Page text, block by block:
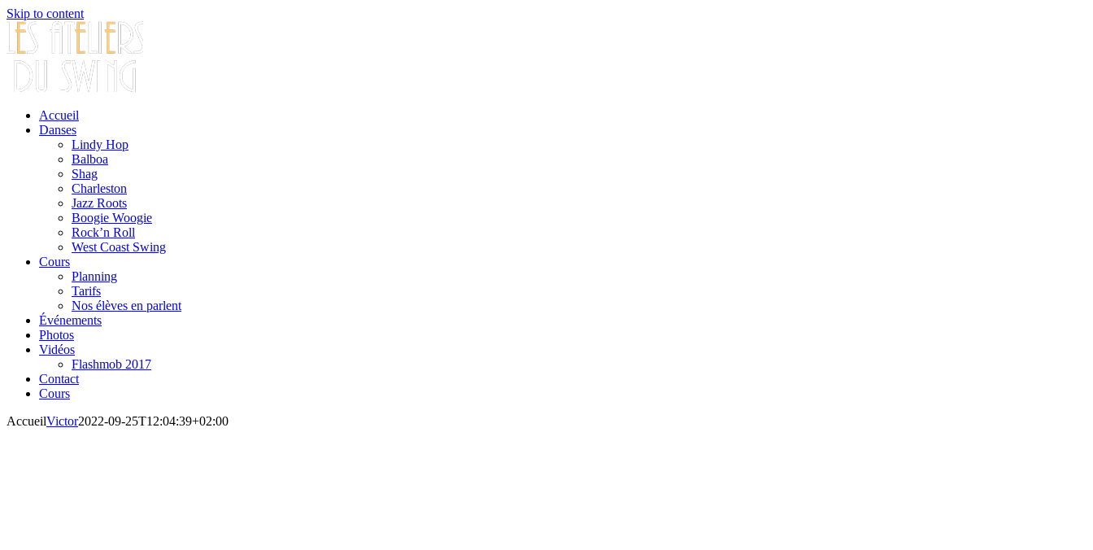
Skip to content
Accueil
Danses
Lindy Hop
Balboa
Shag
Charleston
Jazz Roots
Boogie Woogie
Rock’n Roll
West Coast Swing
Cours
Planning
Tarifs
Nos élèves en parlent
Événements
Photos
Vidéos
Flashmob 2017
Contact
Cours
AccueilVictor2022-09-25T12:04:39+02:00